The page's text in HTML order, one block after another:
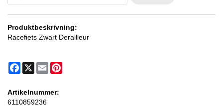
Produktbeskrivning:
Racefiets Zwart Derailleur
Facebook
X Email
Artikelnummer:
6110859236